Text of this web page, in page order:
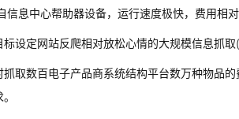
息中心帮助器设备，运行速度极快，费用相对
设定网站反爬相对放松心情的大规模信息抓
取数百电子产品商系统结构平台数万种物品